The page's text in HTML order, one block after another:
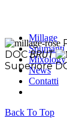
Millage
Spumanti
Mixology
News
Contatti
Back To Top
DOCBRUT
Superiore